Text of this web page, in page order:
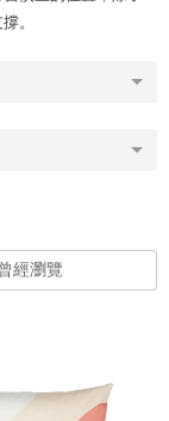
。
經瀏覽